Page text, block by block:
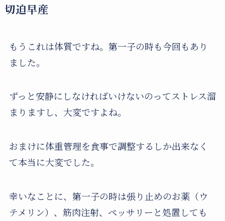
切迫早産
もうこれは体質ですね。第一子の時も今回もあり
ました。
ずっと安静にしなければいけないのってストレス溜
まりますし、大変ですよね。
おまけに体重管理を食事で調整するしか出来なく
て本当に大変でした。
幸いなことに、第一子の時は張り止めのお薬（ウ
テメリン）、筋肉注射、ペッサリーと処置しても